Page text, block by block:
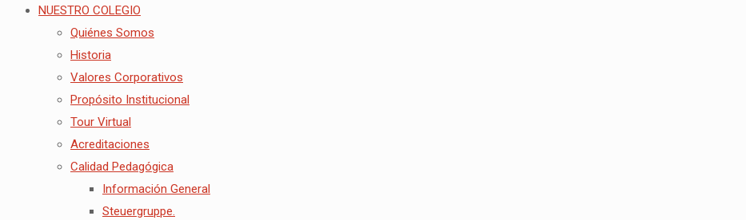
NUESTRO COLEGIO
Quiénes Somos
Historia
Valores Corporativos
Propósito Institucional
Tour Virtual
Acreditaciones
Calidad Pedagógica
Información General
Steuergruppe.